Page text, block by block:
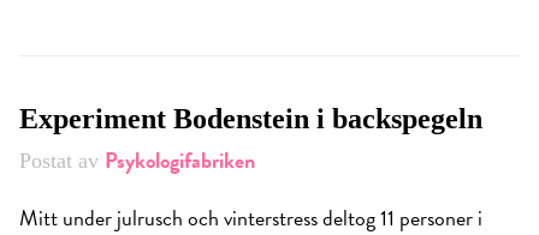
Experiment Bodenstein i backspegeln
Postat av Psykologifabriken
Mitt under julrusch och vinterstress deltog 11 personer i